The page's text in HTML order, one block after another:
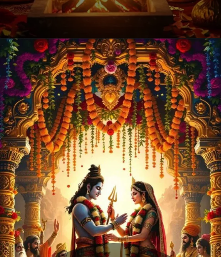
ਮੰਗਲਸੂਤਰ ਇੱਕ ਪਵਿੱਤਰ ਧਾਗਾ ਜਾਂ ਹਾਰ ਹੈ ਜੋ ਇੱਕ
ਵਿਆਹੀ ਔਰਤ ਦੇ ਸੁਹਾਗ ਦੀ ਨਿਸ਼ਾਨੀ ਅਤੇ ਸੁਰੱਖਿਆ ਦਾ
ਪ੍ਰਤੀਕ ਹੈ।
ਮੰਗਲਸੂਤਰ ਕੀ ਹੈ?